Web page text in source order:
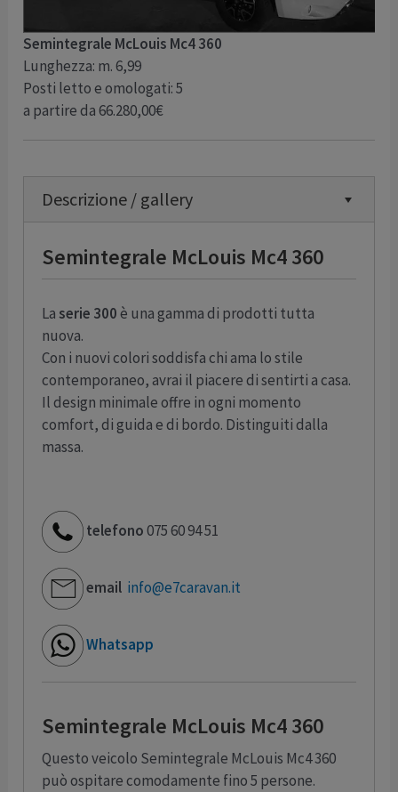
Semintegrale McLouis Mc4 360
Lunghezza: m. 6,99
Posti letto e omologati: 5
a partire da 66.280,00€
Descrizione / gallery
Semintegrale McLouis Mc4 360
La serie 300è una gamma di prodotti tutta
nuova.
Con i nuovi colori soddisfa chi ama lo stile
contemporaneo, avrai il piacere di sentirti a casa.
Il design minimale offre in ogni momento
comfort, di guida e di bordo. Distinguiti dalla
massa.
telefono075 60 94 51
email info@e7caravan.it
Whatsapp
Semintegrale McLouis Mc4 360
Questo veicolo Semintegrale McLouis Mc4 360
può ospitare comodamente fino 5 persone.